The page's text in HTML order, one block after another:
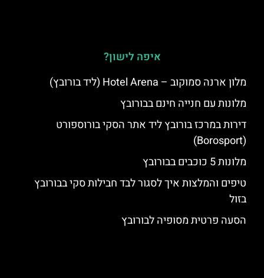
איפה לישון?
מלון ארנה סמוקוב – Hotel Arena (ליד בורובץ)
מלונות עם חנייה חינם בבורובץ
דירות במרכז בורובץ ליד אתר הסקי בורוספורט
(Borosport)
מלונות 5 כוכבים בבורובץ
טיפים והמלצות איך לסגור לבד חבילות סקי בבורובץ
בזול
הסעה פרטית מסופיה לבורובץ